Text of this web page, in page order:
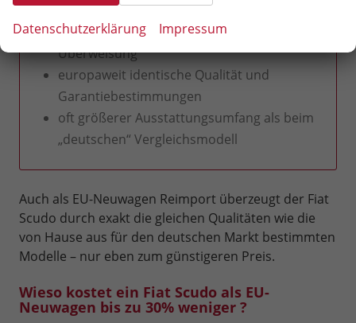
Gebrauchten
Bezahlung bar bei Abholung oder per
Überweisung
europaweit identische Qualität und
Garantiebestimmungen
oft größerer Ausstattungsumfang als beim
„deutschen“ Vergleichsmodell
Auch als EU-Neuwagen Reimport überzeugt der Fiat
Scudo durch exakt die gleichen Qualitäten wie die
von Hause aus für den deutschen Markt bestimmten
Modelle – nur eben zum günstigeren Preis.
Wieso kostet ein Fiat Scudo als EU-
Neuwagen bis zu 30% weniger ?
Datenschutzerklärung Impressum